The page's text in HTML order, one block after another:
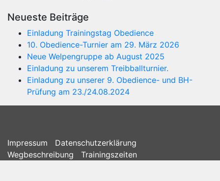
Neueste Beiträge
Einladung Trainingstag Obedience
10. Obedience-Turnier am 29. März 2026
Neue Welpengruppe ab August 2025
Einladung zu unserem Treibballturnier.
Einladung zu unserer 9. Obedience- und BH-
Prüfung am 23./24.08.2024
Impressum
Datenschutzerklärung
Wegbeschreibung
Trainingszeiten